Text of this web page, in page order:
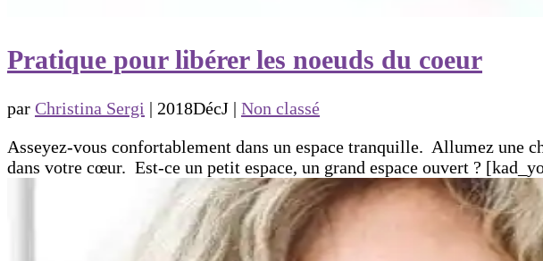
Pratique pour libérer les noeuds du coeur
par Christina Sergi | 2018DécJ | Non classé
Asseyez-vous confortablement dans un espace tranquille. Allumez une
dans votre cœur. Est-ce un petit espace, un grand espace ouvert ?